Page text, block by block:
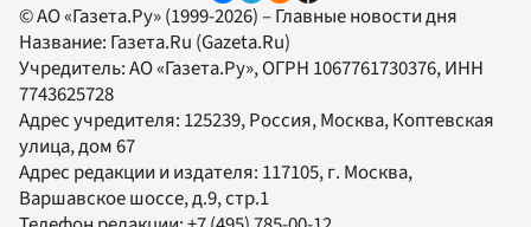
© АО «Газета.Ру» (1999-2026) – Главные новости дня
Название: Газета.Ru (Gazeta.Ru)
Учредитель:АО «Газета.Ру», ОГРН 1067761730376, ИНН
7743625728
Адрес учредителя: 125239, Россия, Москва, Коптевская
улица, дом 67
Адрес редакции и издателя: 117105, г. Москва,
Варшавское шоссе, д.9, стр.1